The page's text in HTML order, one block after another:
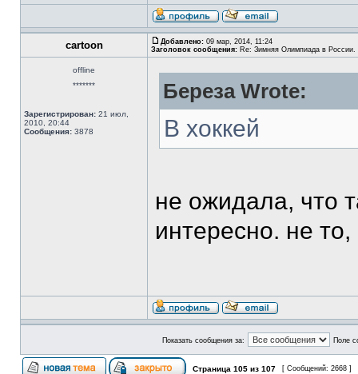
cartoon Добавлено: 09 мар, 2014, 11:24
Заголовок сообщения: Re: Зимняя Олимпиада в России.
offline
*******
Зарегистрирован: 21 июл,
2010, 20:44
Сообщения: 3878
Береза Wrote:
В хоккей
не ожидала, что
интересно. не
Показать сообщения за: Поле
Страница 105 из 107 [ Сообщений: 2668 ]